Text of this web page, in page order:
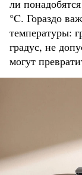
ли
°C. Гораздо
температуры:
градус, не
могут